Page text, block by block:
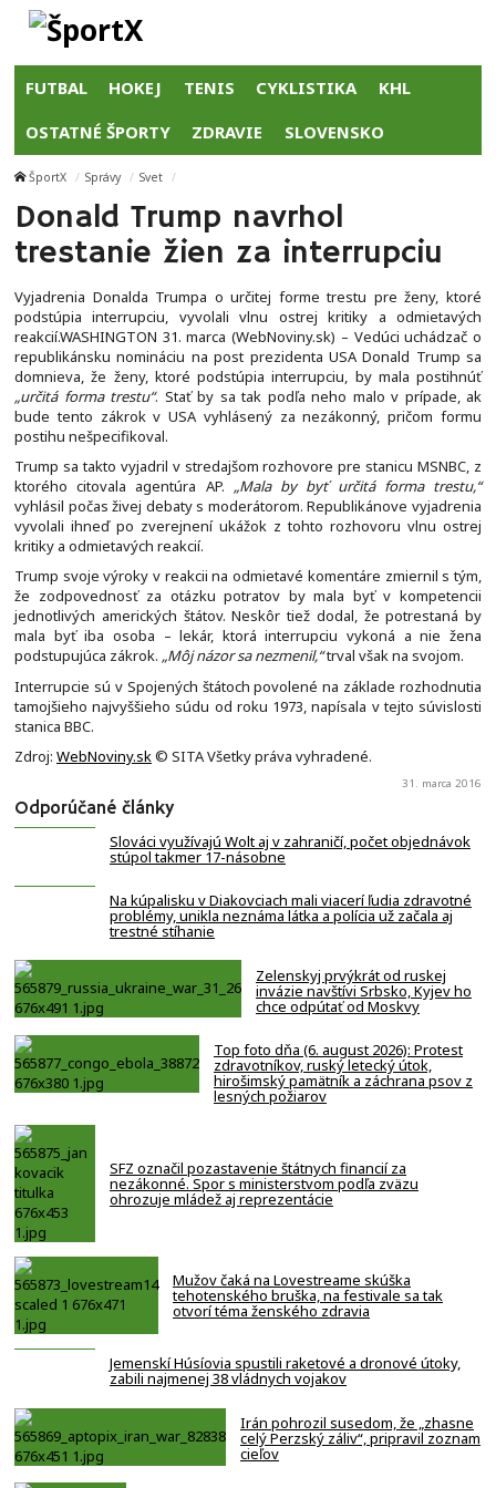
FUTBAL HOKEJ TENIS CYKLISTIKA KHL
OSTATNÉ ŠPORTY ZDRAVIE SLOVENSKO
ŠportX Správy Svet
Donald Trump navrhol
trestanie žien za interrupciu
Vyjadrenia Donalda Trumpa o určitej forme trestu pre ženy, ktoré
podstúpia interrupciu, vyvolali vlnu ostrej kritiky a odmietavých
reakcií.WASHINGTON 31. marca (WebNoviny.sk) – Vedúci uchádzač o
republikánsku nomináciu na post prezidenta USA Donald Trump sa
domnieva, že ženy, ktoré podstúpia interrupciu, by mala postihnúť
„určitá forma trestu“. Stať by sa tak podľa neho malo v prípade, ak
bude tento zákrok v USA vyhlásený za nezákonný, pričom formu
postihu nešpecifikoval.
Trump sa takto vyjadril v stredajšom rozhovore pre stanicu MSNBC, z
ktorého citovala agentúra AP. „Mala by byť určitá forma trestu,“
vyhlásil počas živej debaty s moderátorom. Republikánove vyjadrenia
vyvolali ihneď po zverejnení ukážok z tohto rozhovoru vlnu ostrej
kritiky a odmietavých reakcií.
Trump svoje výroky v reakcii na odmietavé komentáre zmiernil s tým,
že zodpovednosť za otázku potratov by mala byť v kompetencii
jednotlivých amerických štátov. Neskôr tiež dodal, že potrestaná by
mala byť iba osoba – lekár, ktorá interrupciu vykoná a nie žena
podstupujúca zákrok. „Môj názor sa nezmenil,“trval však na svojom.
Interrupcie sú v Spojených štátoch povolené na základe rozhodnutia
tamojšieho najvyššieho súdu od roku 1973, napísala v tejto súvislosti
stanica BBC.
Zdroj: WebNoviny.sk© SITA Všetky práva vyhradené.
31. marca 2016
Odporúčané články
Slováci využívajú Wolt aj v zahraničí, počet objednávok
stúpol takmer 17-násobne
Na kúpalisku v Diakovciach mali viacerí ľudia zdravotné
problémy, unikla neznáma látka a polícia už začala aj
trestné stíhanie
Zelenskyj prvýkrát od ruskej
invázie navštívi Srbsko, Kyjev ho
chce odpútať od Moskvy
Top foto dňa (6. august 2026): Protest
zdravotníkov, ruský letecký útok,
hirošimský pamätník a záchrana psov z
lesných požiarov
SFZ označil pozastavenie štátnych financií za
nezákonné. Spor s ministerstvom podľa zväzu
ohrozuje mládež aj reprezentácie
Mužov čaká na Lovestreame skúška
tehotenského bruška, na festivale sa tak
otvorí téma ženského zdravia
Jemenskí Húsíovia spustili raketové a dronové útoky,
zabili najmenej 38 vládnych vojakov
Irán pohrozil susedom, že „zhasne
celý Perzský záliv“, pripravil zoznam
cieľov